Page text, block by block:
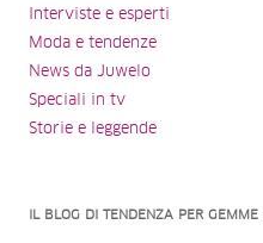
Interviste e esperti
Moda e tendenze
News da Juwelo
Speciali in tv
Storie e leggende
IL BLOG DI TENDENZA PER GEMME